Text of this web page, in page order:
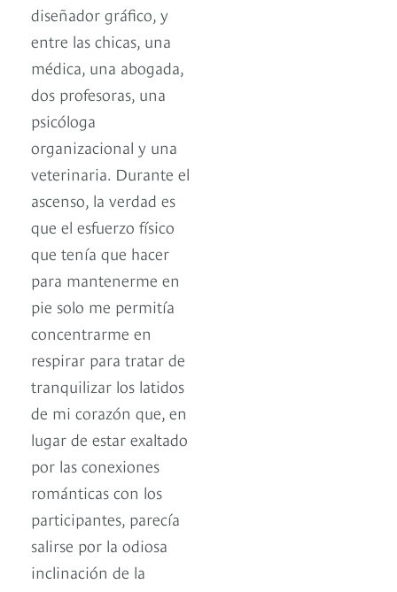
diseñador gráfico, y
entre las chicas, una
médica, una abogada,
dos profesoras, una
psicóloga
organizacional y una
veterinaria. Durante el
ascenso, la verdad es
que el esfuerzo físico
que tenía que hacer
para mantenerme en
pie solo me permitía
concentrarme en
respirar para tratar de
tranquilizar los latidos
de mi corazón que, en
lugar de estar exaltado
por las conexiones
románticas con los
participantes, parecía
salirse por la odiosa
inclinación de la